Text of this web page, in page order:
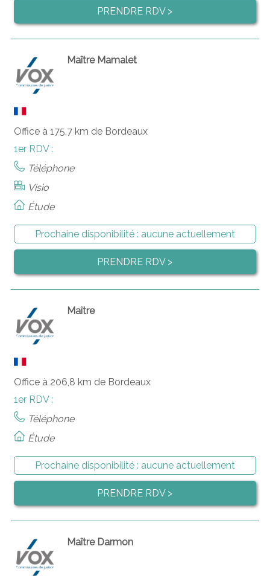
PRENDRE RDV >
Maître Mamalet
Office à 175,7 km de Bordeaux
1er RDV :
Téléphone
Visio
Étude
Prochaine disponibilité : aucune actuellement
PRENDRE RDV >
Maître
Office à 206,8 km de Bordeaux
1er RDV :
Téléphone
Étude
Prochaine disponibilité : aucune actuellement
PRENDRE RDV >
Maître Darmon